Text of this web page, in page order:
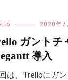
2020年7
ガントチ
導入
は、Trelloにガ